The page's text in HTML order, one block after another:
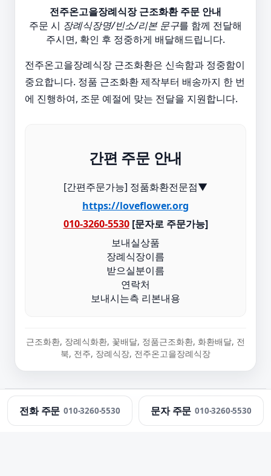
전주온고을장례식장 근조화환 주문 안내
주문 시 장례식장명/빈소/리본 문구를 함께 전달해
주시면, 확인 후 정중하게 배달해드립니다.
전주온고을장례식장 근조화환은 신속함과 정중함이
중요합니다. 정품 근조화환 제작부터 배송까지 한 번
에 진행하여, 조문 예절에 맞는 전달을 지원합니다.
간편 주문 안내
[간편주문가능] 정품화환전문점▼
https://loveflower.org
010-3260-5530[문자로 주문가능]
보내실상품
장례식장이름
받으실분이름
연락처
보내시는측 리본내용
근조화환, 장례식화환, 꽃배달, 정품근조화환, 화환배달, 전
북, 전주, 장례식장, 전주온고을장례식장
정직한화환 · 근조화환 당일 배송 · 문의:010-3260-5530
전화 주문 010-3260-5530 문자 주문 010-3260-5530